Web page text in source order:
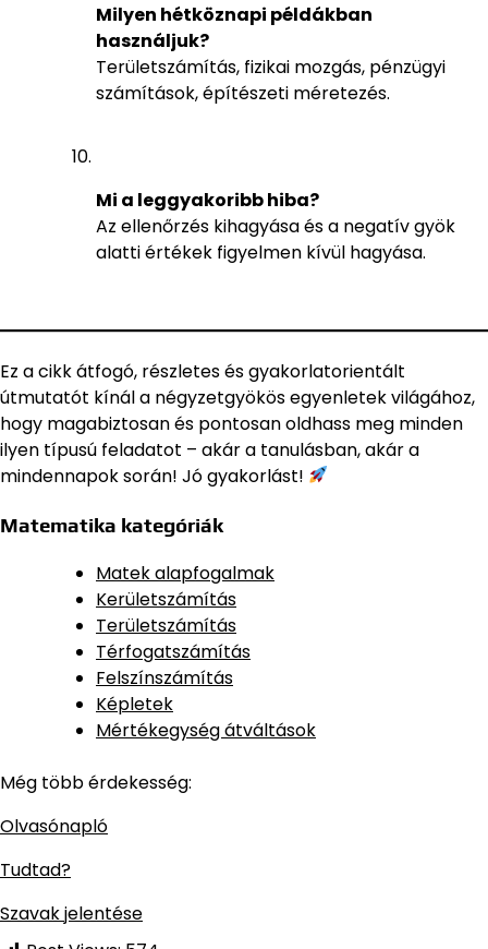
Milyen hétköznapi példákban
használjuk?
Területszámítás, fizikai mozgás, pénzügyi
számítások, építészeti méretezés.
Mi a leggyakoribb hiba?
Az ellenőrzés kihagyása és a negatív gyök
alatti értékek figyelmen kívül hagyása.
Ez a cikk átfogó, részletes és gyakorlatorientált
útmutatót kínál a négyzetgyökös egyenletek világához,
hogy magabiztosan és pontosan oldhass meg minden
ilyen típusú feladatot – akár a tanulásban, akár a
mindennapok során! Jó gyakorlást!
Matematika kategóriák
Matek alapfogalmak
Kerületszámítás
Területszámítás
Térfogatszámítás
Felszínszámítás
Képletek
Mértékegység átváltások
Még több érdekesség:
Olvasónapló
Tudtad?
Szavak jelentése